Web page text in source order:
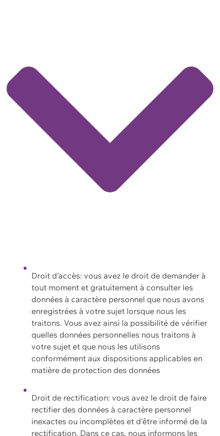
Droit d'accès: vous avez le droit de demander à
tout moment et gratuitement à consulter les
données à caractère personnel que nous avons
enregistrées à votre sujet lorsque nous les
traitons. Vous avez ainsi la possibilité de vérifier
quelles données personnelles nous traitons à
votre sujet et que nous les utilisons
conformément aux dispositions applicables en
matière de protection des données
Droit de rectification: vous avez le droit de faire
rectifier des données à caractère personnel
inexactes ou incomplètes et d'être informé de la
rectification. Dans ce cas, nous informons les